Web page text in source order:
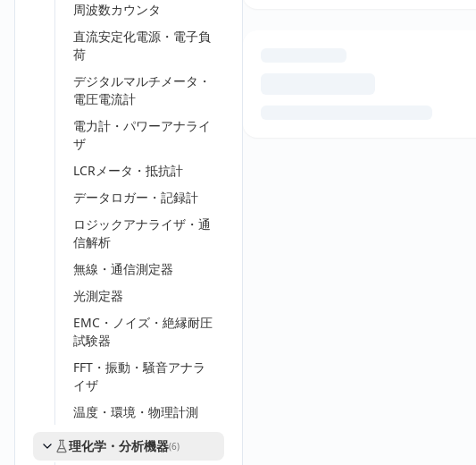
周波数カウンタ
直流安定化電源・電子負
荷
デジタルマルチメータ・
電圧電流計
電力計・パワーアナライ
ザ
LCRメータ・抵抗計
データロガー・記録計
ロジックアナライザ・通
信解析
無線・通信測定器
光測定器
EMC・ノイズ・絶縁耐圧
試験器
FFT・振動・騒音アナラ
イザ
温度・環境・物理計測
理化学・分析機器(6)